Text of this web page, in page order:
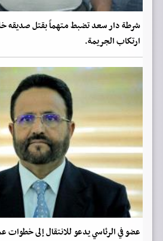
شرطة دار سعد تضبط متهماً بقتل صديقه
ارتكاب الجريمة.
عضو في الرئاسي يدعو للانتقال إلى خطوات